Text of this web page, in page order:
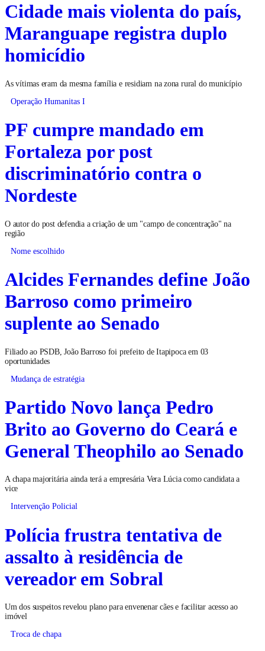
Cidade mais violenta do país,
Maranguape registra duplo
homicídio
As vítimas eram da mesma família e residiam na zona rural do município
Operação Humanitas I
PF cumpre mandado em
Fortaleza por post
discriminatório contra o
Nordeste
O autor do post defendia a criação de um "campo de concentração" na
região
Nome escolhido
Alcides Fernandes define João
Barroso como primeiro
suplente ao Senado
Filiado ao PSDB, João Barroso foi prefeito de Itapipoca em 03
oportunidades
Mudança de estratégia
Partido Novo lança Pedro
Brito ao Governo do Ceará e
General Theophilo ao Senado
A chapa majoritária ainda terá a empresária Vera Lúcia como candidata a
vice
Intervenção Policial
Polícia frustra tentativa de
assalto à residência de
vereador em Sobral
Um dos suspeitos revelou plano para envenenar cães e facilitar acesso ao
imóvel
Troca de chapa